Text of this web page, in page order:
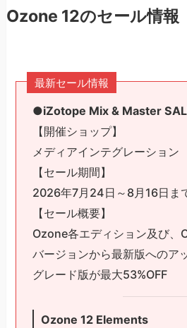
Ozone 12のセール情報
最新セール情報
●iZotope Mix & Master
【開催ショップ】
メディアインテグレーション
【セール期間】
2026年7月24日～8月16日ま
【セール概要】
Ozone各エディション及び、
バージョンから最新版へのア
グレード版が最大53%OFF
Ozone 12 Elements